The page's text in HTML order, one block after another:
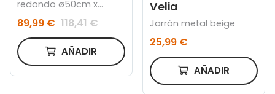
redondo ø50cm x
89,99 € 118,41 €
AÑADIR
Velia
Jarrón metal beige
25,99 €
AÑADIR